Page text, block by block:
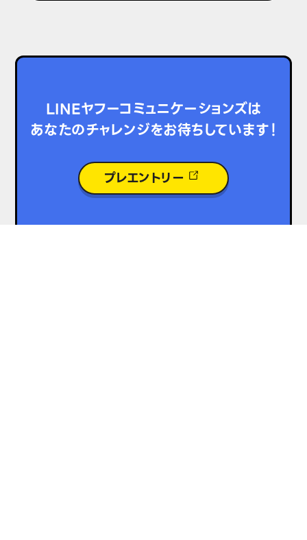
LINEヤフーコミュニケーションズは
あなたのチャレンジをお待ちしています！
プレエントリー